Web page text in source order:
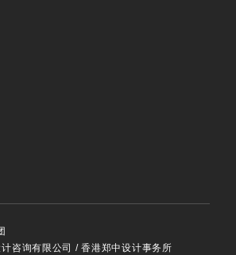
咨询有限公司 / 香港郑中设计事务所